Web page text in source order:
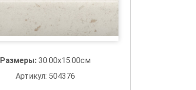
Размеры:30.00x15.00см
Артикул: 504376